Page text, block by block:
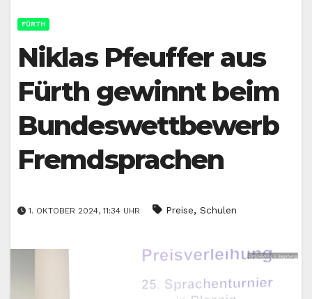
FÜRTH
Niklas Pfeuffer aus
Fürth gewinnt beim
Bundeswettbewerb
Fremdsprachen
1. OKTOBER 2024, 11:34 UHR Preise, Schulen